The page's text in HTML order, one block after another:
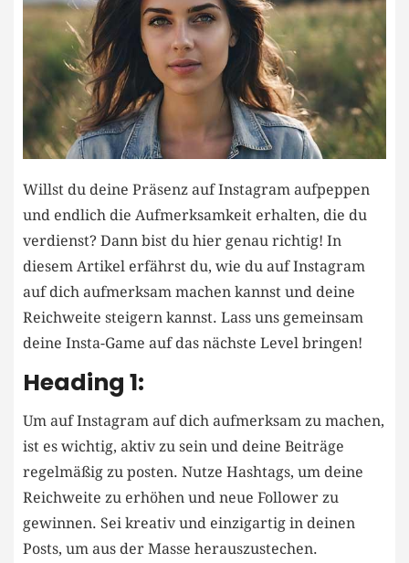
Willst du ‍deine Präsenz auf ⁢Instagram aufpeppen
und endlich die Aufmerksamkeit erhalten, die⁣ du
verdienst? Dann bist du⁢ hier genau⁢ richtig! In
diesem‍ Artikel erfährst du, wie ⁢du⁣ auf​ Instagram‌
auf dich aufmerksam machen⁢ kannst und ​deine
Reichweite steigern kannst.‍ Lass uns‍ gemeinsam
‍deine ⁤Insta-Game‍ auf ⁣das nächste Level ​bringen!
Heading 1:
Um auf Instagram auf dich⁤ aufmerksam zu ⁣machen,
ist ‍es wichtig, aktiv zu sein⁢ und ‌deine Beiträge
regelmäßig zu posten. ⁤Nutze​ Hashtags,⁤ um ‌deine
Reichweite zu erhöhen und‍ neue Follower zu
gewinnen. Sei kreativ und einzigartig in ‌deinen
Posts, ​um ⁣aus der Masse herauszustechen.